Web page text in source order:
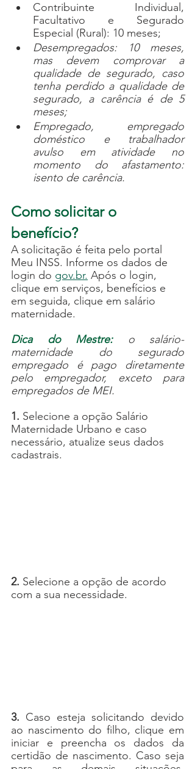
Contribuinte Individual,
Facultativo e Segurado
Especial (Rural): 10 meses;
Desempregados: 10 meses,
mas devem comprovar a
qualidade de segurado, caso
tenha perdido a qualidade de
segurado, a carência é de 5
meses;
Empregado, empregado
doméstico e trabalhador
avulso em atividade no
momento do afastamento:
isento de carência.
Como solicitar o
benefício?
A solicitação é feita pelo portal
Meu INSS. Informe os dados de
login do gov.br. Após o login,
clique em serviços, benefícios e
em seguida, clique em salário
maternidade.
Dica do Mestre: o salário-
maternidade do segurado
empregado é pago diretamente
pelo empregador, exceto para
empregados de MEI.
1. Selecione a opção Salário
Maternidade Urbano e caso
necessário, atualize seus dados
cadastrais.
2. Selecione a opção de acordo
com a sua necessidade.
3. Caso esteja solicitando devido
ao nascimento do filho, clique em
iniciar e preencha os dados da
certidão de nascimento. Caso seja